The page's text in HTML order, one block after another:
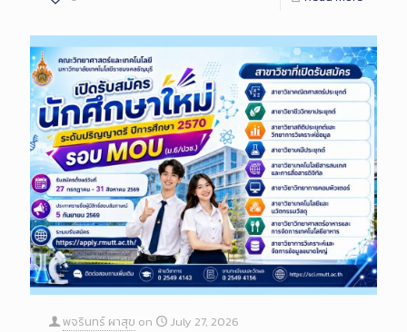
พจรินทร์ ผาสุข on
July 27, 2026